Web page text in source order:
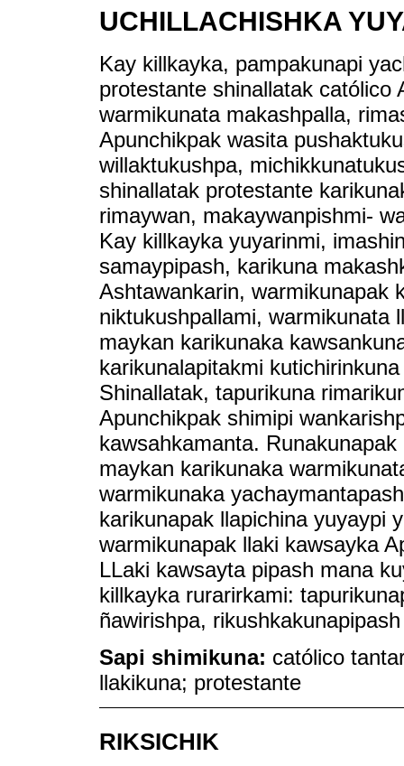
UCHILLACHISHKA
Kay killkayka, pampakunapi
protestante shinallatak católico
warmikunata makashpalla,
Apunchikpak wasita
willaktukushpa,
shinallatak protestante
rimaywan, makaywanpishmi-
Kay killkayka yuyarinmi,
samaypipash, karikuna
Ashtawankarin, warmikunapak
niktukushpallami, warmikunata
maykan karikunaka
karikunalapitakmi
Shinallatak, tapurikuna
Apunchikpak shimipi
kawsahkamanta.
maykan karikunaka
warmikunaka
karikunapak llapichina yuyaypi
warmikunapak llaki kawsayka
LLaki kawsayta pipash mana
killkayka rurarirkami:
ñawirishpa,
Sapi shimikuna: católico
llakikuna; protestante
RIKSICHIK